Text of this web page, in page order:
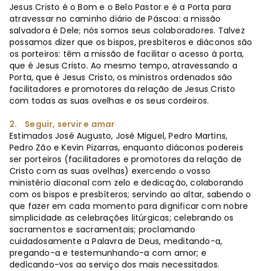
Jesus Cristo é o Bom e o Belo Pastor e é a Porta para
atravessar no caminho diário de Páscoa: a missão
salvadora é Dele; nós somos seus colaboradores. Talvez
possamos dizer que os bispos, presbíteros e diáconos são
os porteiros: têm a missão de facilitar o acesso à porta,
que é Jesus Cristo. Ao mesmo tempo, atravessando a
Porta, que é Jesus Cristo, os ministros ordenados são
facilitadores e promotores da relação de Jesus Cristo
com todas as suas ovelhas e os seus cordeiros.
2. Seguir, servir e amar
Estimados José Augusto, José Miguel, Pedro Martins,
Pedro Zão e Kevin Pizarras, enquanto diáconos podereis
ser porteiros (facilitadores e promotores da relação de
Cristo com as suas ovelhas) exercendo o vosso
ministério diaconal com zelo e dedicação, colaborando
com os bispos e presbíteros; servindo ao altar, sabendo o
que fazer em cada momento para dignificar com nobre
simplicidade as celebrações litúrgicas; celebrando os
sacramentos e sacramentais; proclamando
cuidadosamente a Palavra de Deus, meditando-a,
pregando-a e testemunhando-a com amor; e
dedicando-vos ao serviço dos mais necessitados.